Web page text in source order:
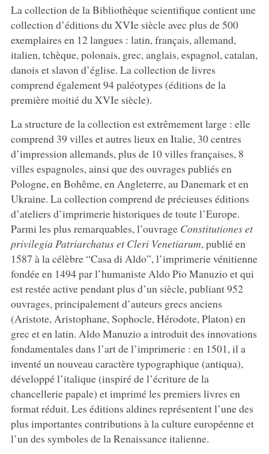
La collection de la Bibliothèque scientifique contient une
collection d’éditions du XVIe siècle avec plus de 500
exemplaires en 12 langues : latin, français, allemand,
italien, tchèque, polonais, grec, anglais, espagnol, catalan,
danois et slavon d’église. La collection de livres
comprend également 94 paléotypes (éditions de la
première moitié du XVIe siècle).
La structure de la collection est extrêmement large : elle
comprend 39 villes et autres lieux en Italie, 30 centres
d’impression allemands, plus de 10 villes françaises, 8
villes espagnoles, ainsi que des ouvrages publiés en
Pologne, en Bohême, en Angleterre, au Danemark et en
Ukraine. La collection comprend de précieuses éditions
d’ateliers d’imprimerie historiques de toute l’Europe.
Parmi les plus remarquables, l’ouvrage Constitutiones et
privilegia Patriarchatus et Cleri Venetiarum, publié en
1587 à la célèbre “Casa di Aldo”, l’imprimerie vénitienne
fondée en 1494 par l’humaniste Aldo Pio Manuzio et qui
est restée active pendant plus d’un siècle, publiant 952
ouvrages, principalement d’auteurs grecs anciens
(Aristote, Aristophane, Sophocle, Hérodote, Platon) en
grec et en latin. Aldo Manuzio a introduit des innovations
fondamentales dans l’art de l’imprimerie : en 1501, il a
inventé un nouveau caractère typographique (antiqua),
développé l’italique (inspiré de l’écriture de la
chancellerie papale) et imprimé les premiers livres en
format réduit. Les éditions aldines représentent l’une des
plus importantes contributions à la culture européenne et
l’un des symboles de la Renaissance italienne.